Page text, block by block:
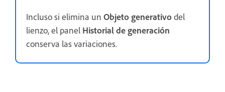
Incluso si elimina un Objeto generativodel
lienzo, el panel Historial de generación
conserva las variaciones.